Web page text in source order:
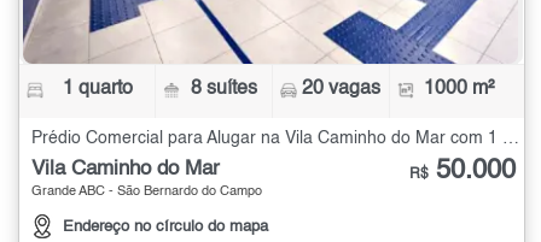
1 quarto 8 suítes 20 vagas 1000 m²
Vila Caminho do Mar
Grande ABC - São Bernardo do Campo
Endereço no círculo do mapa
R$ 50.000